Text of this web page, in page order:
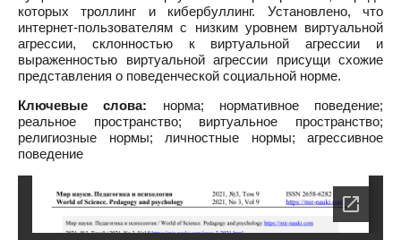
которых троллинг и кибербуллинг. Установлено, что
интернет-пользователям с низким уровнем виртуальной
агрессии, склонностью к виртуальной агрессии и
выраженностью виртуальной агрессии присущи схожие
представления о поведенческой социальной норме.
Ключевые слова: норма; нормативное поведение;
реальное пространство; виртуальное пространство;
религиозные нормы; личностные нормы; агрессивное
поведение